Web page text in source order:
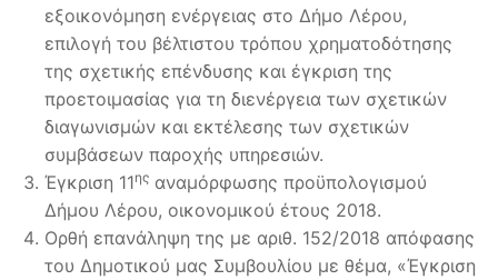
εξοικονόμηση ενέργειας στο Δήμο Λέρου,
επιλογή του βέλτιστου τρόπου χρηματοδότησης
της σχετικής επένδυσης και έγκριση της
προετοιμασίας για τη διενέργεια των σχετικών
διαγωνισμών και εκτέλεσης των σχετικών
συμβάσεων παροχής υπηρεσιών.
Έγκριση 11ης αναμόρφωσης προϋπολογισμού
Δήμου Λέρου, οικονομικού έτους 2018.
Ορθή επανάληψη της με αριθ. 152/2018 απόφασης
του Δημοτικού μας Συμβουλίου με θέμα, «Έγκριση